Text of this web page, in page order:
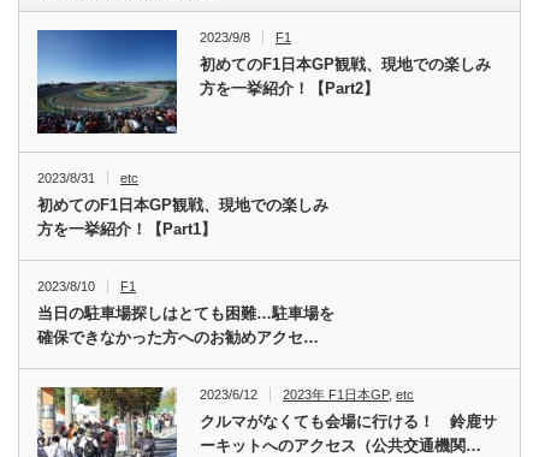
2023/9/8 F1
初めてのF1日本GP観戦、現地での楽しみ
方を一挙紹介！【Part2】
2023/8/31 etc
初めてのF1日本GP観戦、現地での楽しみ
方を一挙紹介！【Part1】
2023/8/10 F1
当日の駐車場探しはとても困難…駐車場を
確保できなかった方へのお勧めアクセ…
2023/6/12 2023年 F1日本GP,etc
クルマがなくても会場に行ける！ 鈴鹿サ
ーキットへのアクセス（公共交通機関…